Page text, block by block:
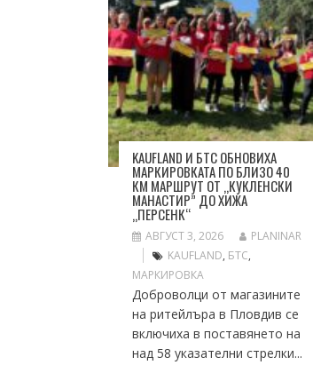
KAUFLAND И БТС ОБНОВИХА
МАРКИРОВКАТА ПО БЛИЗО 40
КМ МАРШРУТ ОТ „КУКЛЕНСКИ
МАНАСТИР” ДО ХИЖА
„ПЕРСЕНК“
АВГУСТ 3, 2026
PLANINAR
KAUFLAND, БТС,
МАРКИРОВКА
Доброволци от магазините
на ритейлъра в Пловдив се
включиха в поставянето на
над 58 указателни стрелки...